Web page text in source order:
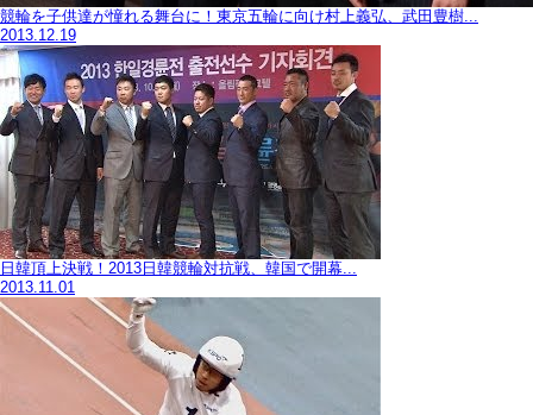
競輪を子供達が憧れる舞台に！東京五輪に向け村上義弘、武田豊樹...
2013.12.19
日韓頂上決戦！2013日韓競輪対抗戦、韓国で開幕...
2013.11.01